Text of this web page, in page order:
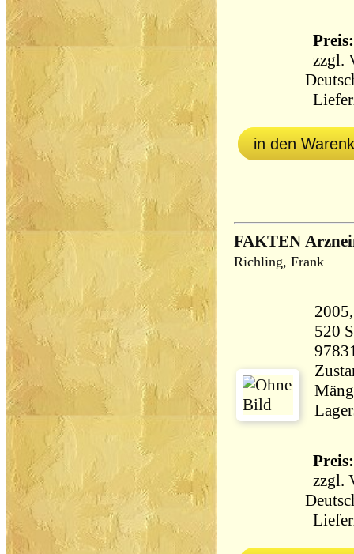
zzgl.
in den
FAKTEN
Richling, Frank
520 Seiten
zzgl.